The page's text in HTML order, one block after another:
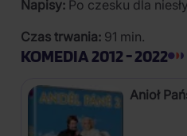
Napisy: Po czesku dla
Czas trwania: 91 min.
KOMEDIA 2012 - 2022
Anioł